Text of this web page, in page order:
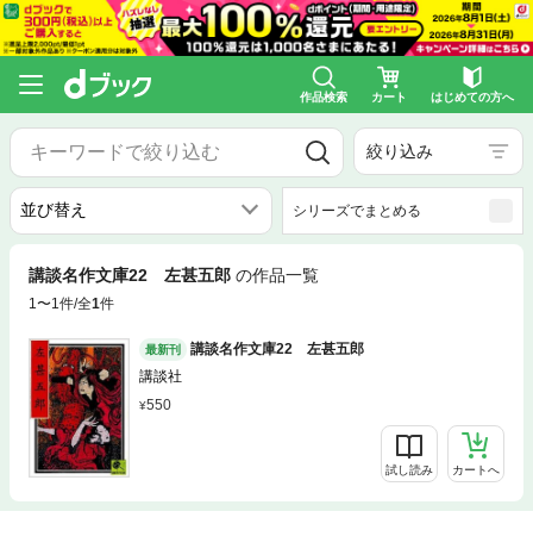
作品検索 カート はじめての方へ
絞り込み
シリーズでまとめる
講談名作文庫22 左甚五郎 の作品一覧
1〜1件/全1件
最新刊
講談名作文庫22 左甚五郎
講談社
550
試し読み カートへ